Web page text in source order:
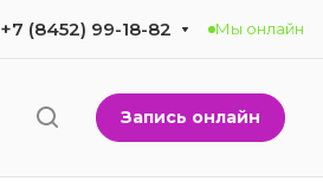
+7 (8452) 99-18-82 Мы онлайн
Запись онлайн